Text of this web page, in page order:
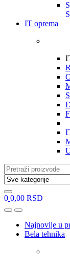
IT oprema
Search
for:
0 0,00 RSD
OpenClose
Najnovije u
Bela tehnika